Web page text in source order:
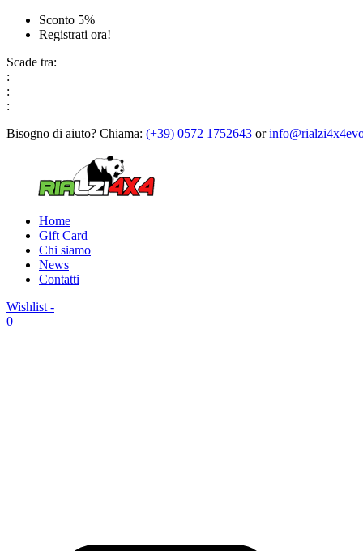
Sconto 5%
Registrati ora!
Scade tra:
:
:
:
Bisogno di aiuto? Chiama: (+39) 0572 1752643 or
Home
Gift Card
Chi siamo
News
Contatti
Wishlist -
0